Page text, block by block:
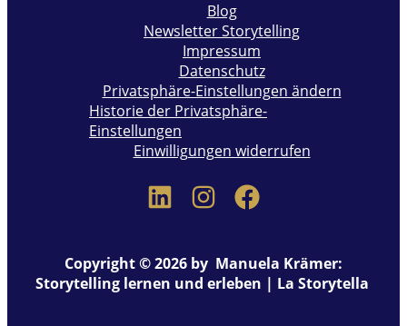
Blog
Newsletter Storytelling
Impressum
Datenschutz
Privatsphäre-Einstellungen ändern
Historie der Privatsphäre-
Einstellungen
Einwilligungen widerrufen
Copyright © 2026 by Manuela Krämer:
Storytelling lernen und erleben | La Storytella